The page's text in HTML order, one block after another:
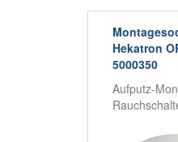
Hekatron
5000350
Aufputz-